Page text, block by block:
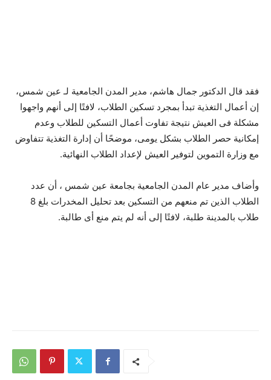
فقد قال الدكتور جمال هاشم، مدير المدن الجامعية لـ عين شمس،
إن أعمال التغذية تبدأ بمجرد تسكين الطلاب، لافتًا إلى أنهم واجهوا
مشكلة فى العيش نتيجة تفاوت أعمال التسكين للطلاب وعدم
إمكانية حصر الطلاب بشكل يومى، موضحًا أن إدارة التغذية تتفاوض
مع وزارة التموين لتوفير العيش لإعداد الطلاب النهائية.
وأضاف مدير عام المدن الجامعية بجامعة عين شمس ، أن عدد
الطلاب الذين تم منعهم من التسكين بعد تحليل المخدرات بلغ 8
طلاب بالمدينة طلبة، لافتًا إلى أنه لم يتم منع أى طالبة.